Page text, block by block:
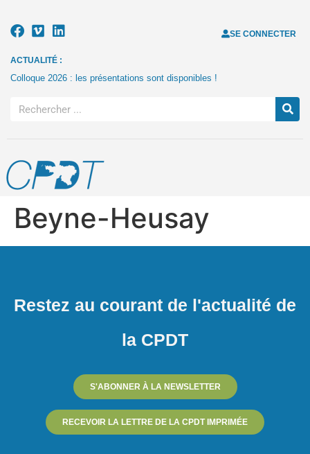
SE CONNECTER
ACTUALITÉ :
Colloque 2026 : les présentations sont disponibles !
Beyne-Heusay
Restez au courant de l'actualité de
la CPDT
S'ABONNER À LA NEWSLETTER
RECEVOIR LA LETTRE DE LA CPDT IMPRIMÉE